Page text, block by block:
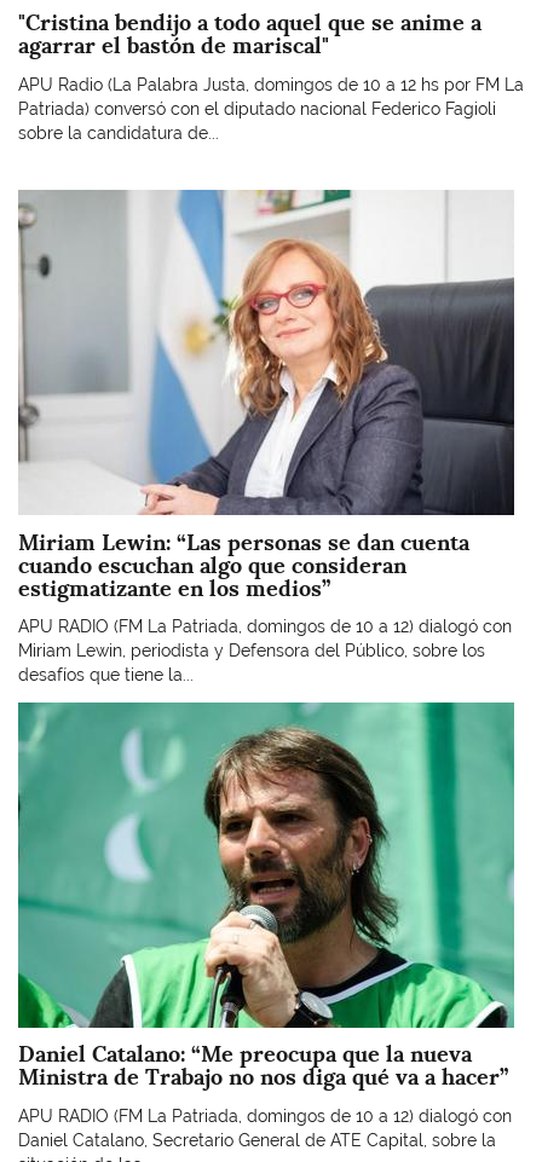
"Cristina bendijo a todo aquel que se anime a
agarrar el bastón de mariscal"
APU Radio (La Palabra Justa, domingos de 10 a 12 hs por FM La
Patriada) conversó con el diputado nacional Federico Fagioli
sobre la candidatura de...
Imagen
Miriam Lewin: “Las personas se dan cuenta
cuando escuchan algo que consideran
estigmatizante en los medios”
APU RADIO (FM La Patriada, domingos de 10 a 12) dialogó con
Miriam Lewin, periodista y Defensora del Público, sobre los
desafíos que tiene la...
Imagen
Daniel Catalano: “Me preocupa que la nueva
Ministra de Trabajo no nos diga qué va a hacer”
APU RADIO (FM La Patriada, domingos de 10 a 12) dialogó con
Daniel Catalano, Secretario General de ATE Capital, sobre la